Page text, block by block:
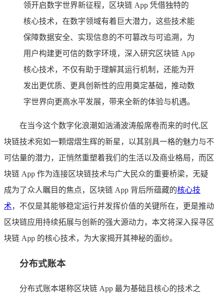
领开启数字世界新征程，区块链 App 凭借独特的
核心技术，在数字领域有着巨大潜力，这些技术能
保障数据安全、实现信息的不可篡改与可追溯，为
用户构建更可信的数字环境，深入研究区块链 App
核心技术，不仅有助于理解其运行机制，还能为开
发出更优质、更具创新性的应用奠定基础，推动数
字世界向更高水平发展，带来全新的体验与机遇。
在当今这个数字化浪潮如汹涌波涛般席卷而来的时代,区
块链技术宛如一颗熠熠生辉的新星，以其别具一格的魅力与不
可估量的潜力，正悄然重塑着我们的生活以及商业格局，而区
块链 App 作为连接区块链技术与广大民众的重要桥梁，无疑
成为了众人瞩目的焦点，区块链 App 背后所蕴藏的核心技
术，不仅是其能够稳定运行并发挥价值的关键所在，更是推动
区块链应用持续拓展与创新的强大源动力，本文将深入探寻区
块链 App 的核心技术，为大家揭开其神秘的面纱。
分布式账本
分布式账本堪称区块链 App 最为基础且核心的技术之